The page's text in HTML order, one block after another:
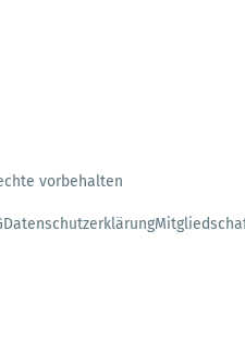
vorbehalten
Datenschutzerklärung